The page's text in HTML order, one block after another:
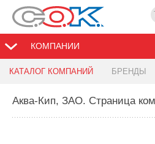
КОМПАНИИ
КАТАЛОГ КОМПАНИЙ БРЕНДЫ
Аква-Кип, ЗАО. Страница